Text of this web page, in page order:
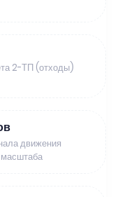
2-ТП (отходы)
движения
масштаба